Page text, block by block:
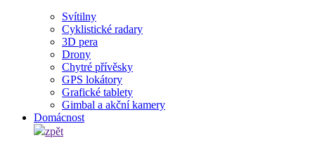
Svítilny
Cyklistické radary
3D pera
Drony
Chytré přívěsky
GPS lokátory
Grafické tablety
Gimbal a akční kamery
Domácnost
zpět